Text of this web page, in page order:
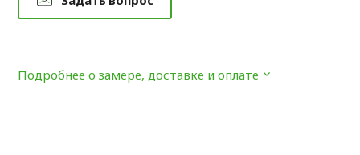
Подробнее о замере, доставке и оплате